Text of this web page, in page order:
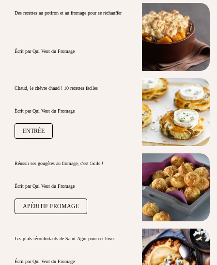
Des recettes au potiron et au fromage pour se réchauffer
Écrit par Qui Veut du Fromage
Chaud, le chèvre chaud ! 10 recettes faciles
Écrit par Qui Veut du Fromage
ENTRÉE
Réussir ses gougères au fromage, c'est facile !
Écrit par Qui Veut du Fromage
APÉRITIF FROMAGE
Les plats réconfortants de Saint Agur pour cet hiver
Écrit par Qui Veut du Fromage